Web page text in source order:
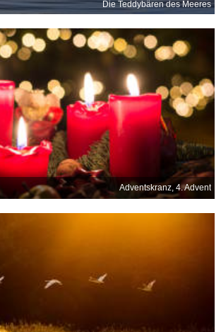
Die Teddybären des Meeres
Adventskranz, 4. Advent